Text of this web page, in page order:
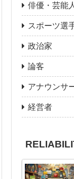
俳優・芸能人
スポーツ選
政治家
論客
アナウンサ
経営者